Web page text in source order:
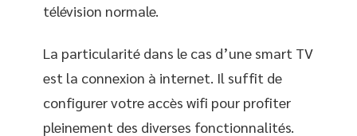
télévision normale.
La particularité dans le cas d’une smart TV
est la connexion à internet. Il suffit de
configurer votre accès wifi pour profiter
pleinement des diverses fonctionnalités.